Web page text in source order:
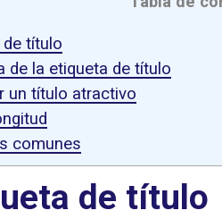
de título
de la etiqueta de título
un título atractivo
comunes
de título